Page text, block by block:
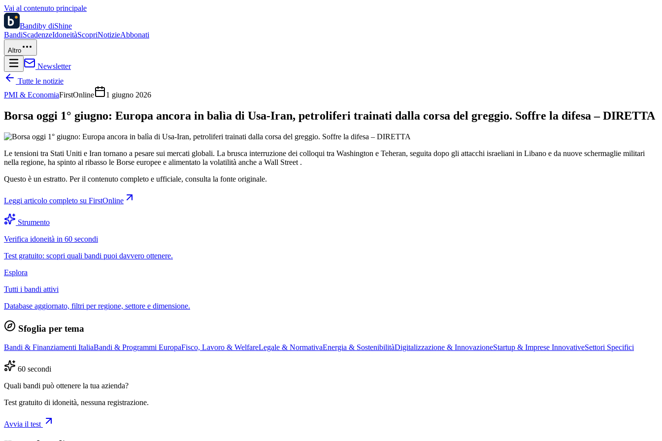
Vai al contenuto principale
Bandiby diShine
BandiScadenzeIdoneitàScopriNotizieAbbonati
Altro
Newsletter
Tutte le notizie
PMI & EconomiaFirstOnline 1 giugno 2026
Borsa oggi 1° giugno: Europa ancora in balìa di Usa-Iran, petroliferi trainati dalla corsa del greggio. Soffre la difesa – DIRETTA
Le tensioni tra Stati Uniti e Iran tornano a pesare sui mercati globali. La brusca interruzione dei colloqui tra Washington e Teheran, seguita dopo gli attacchi israeliani in Libano e da nuove schermaglie militari
nella regione, ha spinto al ribasso le Borse europee e alimentato la volatilità anche a Wall Street .
Questo è un estratto. Per il contenuto completo e ufficiale, consulta la fonte originale.
Leggi articolo completo su FirstOnline
Strumento
Verifica idoneità in 60 secondi
Test gratuito: scopri quali bandi puoi davvero ottenere.
Esplora
Tutti i bandi attivi
Database aggiornato, filtri per regione, settore e dimensione.
Sfoglia per tema
Bandi & Finanziamenti ItaliaBandi & Programmi EuropaFisco, Lavoro & WelfareLegale & NormativaEnergia & SostenibilitàDigitalizzazione & InnovazioneStartup & Imprese InnovativeSettori Specifici
60 secondi
Quali bandi può ottenere la tua azienda?
Test gratuito di idoneità, nessuna registrazione.
Avvia il test